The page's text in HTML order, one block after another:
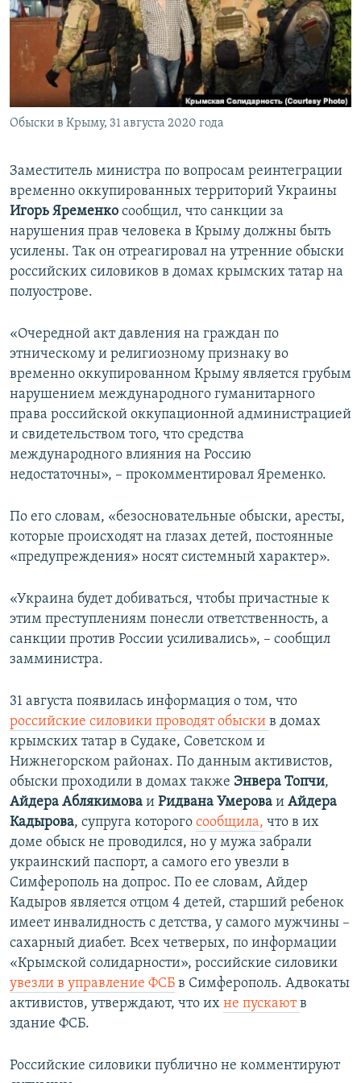
ПОБЕДИТЕЛЕЙ НЕ СУДЯТ?
КРЫМ.НЕПОКОРЕННЫЙ
ELIFBE
УКРАИНСКАЯ ПРОБЛЕМА КРЫМА
ПРИСОЕДИНЯЙТЕСЬ!
Все сайты RFE/RL
Обыски в Крыму, 31 августа 2020 года
Заместитель министра по вопросам реинтеграции
временно оккупированных территорий Украины
Игорь Яременко сообщил, что санкции за
нарушения прав человека в Крыму должны быть
усилены. Так он отреагировал на утренние обыски
российских силовиков в домах крымских татар на
полуострове.
«Очередной акт давления на граждан по
этническому и религиозному признаку во
временно оккупированном Крыму является грубым
нарушением международного гуманитарного
права российской оккупационной администрацией
и свидетельством того, что средства
международного влияния на Россию
недостаточны», – прокомментировал Яременко.
По его словам, «безосновательные обыски, аресты,
которые происходят на глазах детей, постоянные
«предупреждения» носят системный характер».
«Украина будет добиваться, чтобы причастные к
этим преступлениям понесли ответственность, а
санкции против России усиливались», – сообщил
замминистра.
31 августа появилась информация о том, что
российские силовики проводят обыски в домах
крымских татар в Судаке, Советском и
Нижнегорском районах. По данным активистов,
обыски проходили в домах также Энвера Топчи,
Айдера Аблякимова и Ридвана Умерова и Айдера
Кадырова, супруга которого сообщила, что в их
доме обыск не проводился, но у мужа забрали
украинский паспорт, а самого его увезли в
Симферополь на допрос. По ее словам, Айдер
Кадыров является отцом 4 детей, старший ребенок
имеет инвалидность с детства, у самого мужчины –
сахарный диабет.​ Всех четверых, по информации
«Крымской солидарности», российские силовики
увезли в управление ФСБ в Симферополь​. ​Адвокаты
активистов, утверждают, что их не пускаютв
здание ФСБ.
Российские силовики публично не комментируют